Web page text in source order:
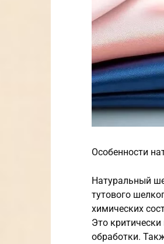
Особенности
Натуральный
тутового
химических
Это
обработки.